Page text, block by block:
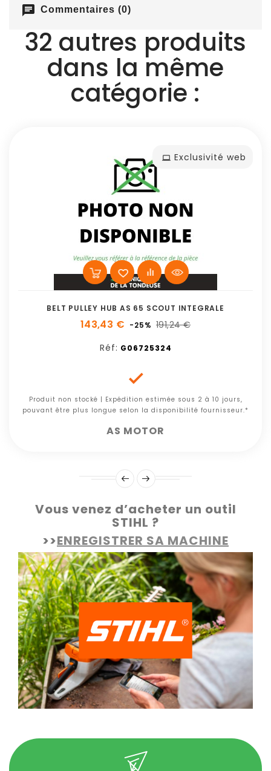
chat Commentaires (0)
32 autres produits
dans la même
catégorie :
Exclusivité web
BELT PULLEY HUB AS 65 SCOUT INTEGRALE
143,43 € -25% 191,24 €
Réf: G06725324

Produit non stocké | Expédition estimée sous 2 à 10 jours,
pouvant être plus longue selon la disponibilité fournisseur.*
AS MOTOR
Vous venez d’acheter un outil
STIHL ?
>>ENREGISTRER SA MACHINE